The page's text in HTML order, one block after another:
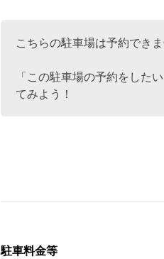
こちらの駐車場は予約できま
「この駐車場の予約をした
てみよう！
駐車料金等